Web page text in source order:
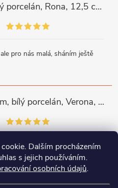
Dalším procházením
s jejich používáním.
osobních údajů.
Miska na kompot, český porcelán, Rona, 12,5 cm, bílý, G. Benedikt
pro nás malá, sháním ještě
Miska kompotová 13 cm, bílý porcelán, Verona, G. Benedikt